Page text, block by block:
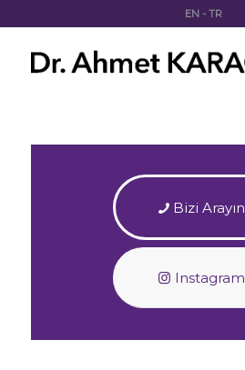
EN -TR
Bizi Arayın
Instagram